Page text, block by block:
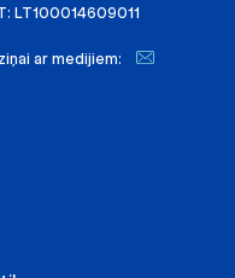
LT100014609011
ar medijiem: